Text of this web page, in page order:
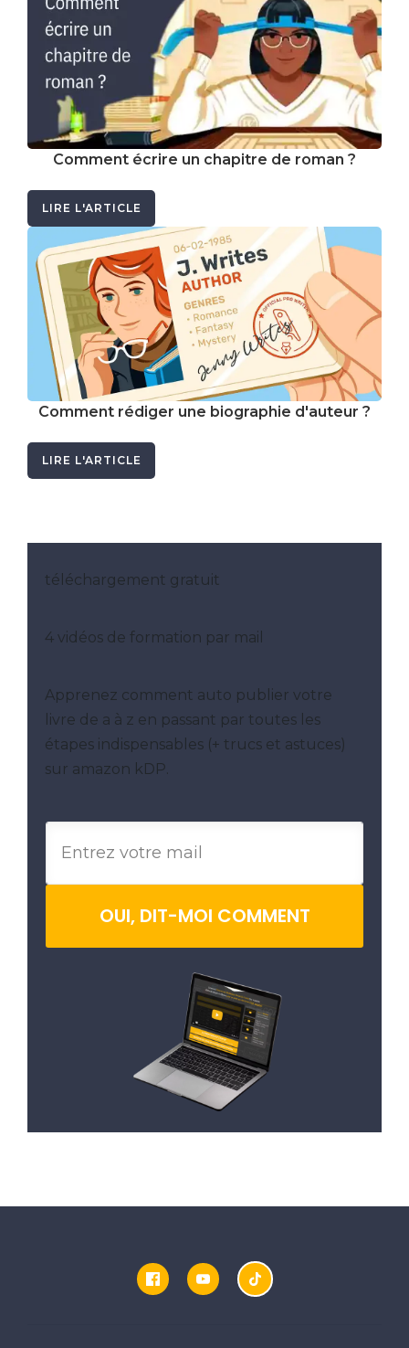
Comment écrire un chapitre de roman ?
LIRE L'ARTICLE
Comment rédiger une biographie d'auteur ?
LIRE L'ARTICLE
téléchargement gratuit
4 vidéos de formation par mail
Apprenez comment auto publier votre
livre de a à z en passant par toutes les
étapes indispensables (+ trucs et astuces)
sur amazon kDP.
OUI, DIT-MOI COMMENT